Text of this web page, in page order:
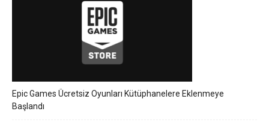
Epic Games Ücretsiz Oyunları Kütüphanelere Eklenmeye
Başlandı